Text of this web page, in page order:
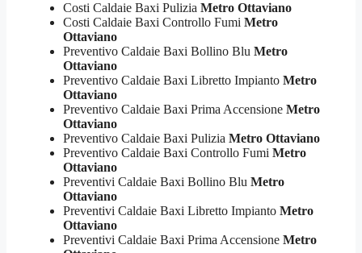
Costi Caldaie Baxi Pulizia Metro Ottaviano
Costi Caldaie Baxi Controllo Fumi Metro
Ottaviano
Preventivo Caldaie Baxi Bollino Blu Metro
Ottaviano
Preventivo Caldaie Baxi Libretto Impianto Metro
Ottaviano
Preventivo Caldaie Baxi Prima Accensione Metro
Ottaviano
Preventivo Caldaie Baxi Pulizia Metro Ottaviano
Preventivo Caldaie Baxi Controllo Fumi Metro
Ottaviano
Preventivi Caldaie Baxi Bollino Blu Metro
Ottaviano
Preventivi Caldaie Baxi Libretto Impianto Metro
Ottaviano
Preventivi Caldaie Baxi Prima Accensione Metro